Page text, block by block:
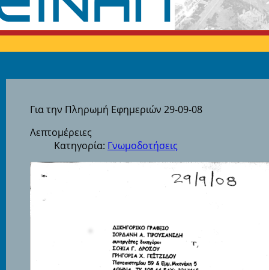
Για την Πληρωμή Εφημεριών 29-09-08
Λεπτομέρειες
Κατηγορία: Γνωμοδοτήσεις